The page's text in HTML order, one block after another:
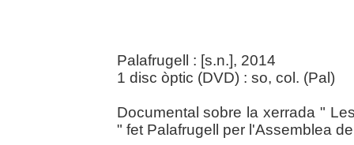
Palafrugell : [s.n.], 2014
1 disc òptic (DVD) : so, col. (Pal)
Documental sobre la xerrada "
" fet Palafrugell per l'Assemblea